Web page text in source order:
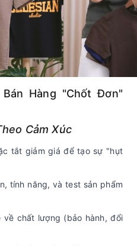
Hàng "Chốt Đơn"
Cảm Xúc
tắt giảm giá để tạo sự "hụt
tính năng, và test sản phẩm
chất lượng (bảo hành, đổi